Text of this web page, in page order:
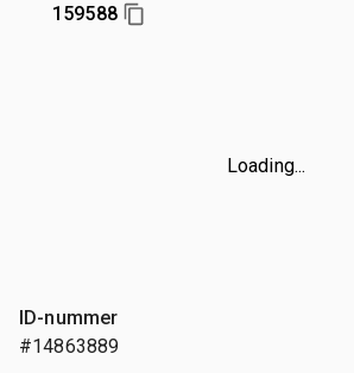
159588
Loading...
ID-nummer
#14863889